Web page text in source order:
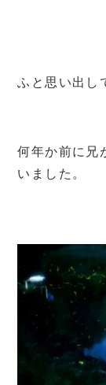
ふと思い出し
何年か前に兄
いました。